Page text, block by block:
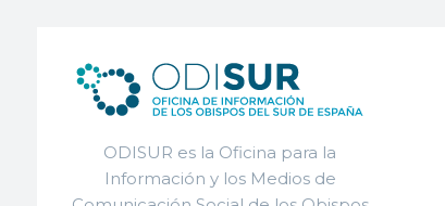
ODISUR es la Oficina para la
Información y los Medios de